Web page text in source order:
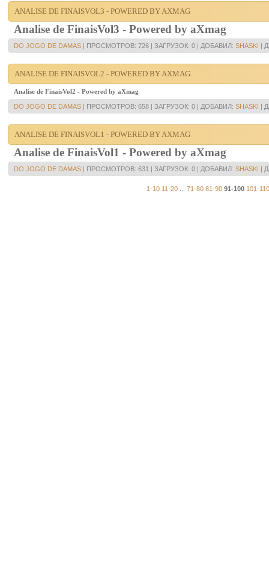
ANALISE DE FINAISVOL3 - POWERED BY AXMAG
Analise de FinaisVol3 - Powered by aXmag
DO JOGO DE DAMAS | ПРОСМОТРОВ: 726 | ЗАГРУЗОК: 0 | ДОБАВИЛ: SHASKI |
ANALISE DE FINAISVOL2 - POWERED BY AXMAG
Analise de FinaisVol2 - Powered by aXmag
DO JOGO DE DAMAS | ПРОСМОТРОВ: 658 | ЗАГРУЗОК: 0 | ДОБАВИЛ: SHASKI |
ANALISE DE FINAISVOL1 - POWERED BY AXMAG
Analise de FinaisVol1 - Powered by aXmag
DO JOGO DE DAMAS | ПРОСМОТРОВ: 631 | ЗАГРУЗОК: 0 | ДОБАВИЛ: SHASKI |
1-10 11-20 71-80 81-90 91-100 101-